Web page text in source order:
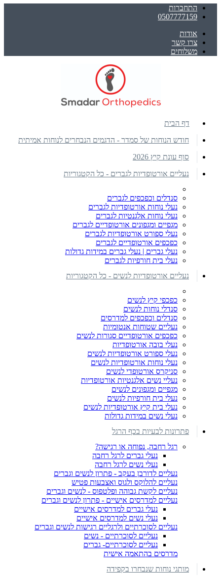
התחברות
0507777159
אודות
צרו קשר
משלוחים
דף הבית
חודש הנוחות של סמדר - הדגמים הנבחרים לנוחות אמיתית
סוף עונת קיץ 2026
נעליים אורטופדיות לגברים - כל הקטגוריות
סנדלים וכפכפים לגברים
נעלי נוחות אורטופדיות לגברים
נעלי נוחות אלגנטיות לגברים
מגפיים ומגפונים אורטופדיים לגברים
נעלי ספורט אורטופדיות לגברים
כפכפים אורטופדיים לגברים
נעלי גברים | נעלי גברים במידות גדולות
נעלי בית חורפיות לגברים
נעליים אורטופדיות לנשים - כל הקטגוריות
כפכפי קיץ לנשים
סנדלי נוחות לנשים
סנדלים וכפכפים למדרסים
נעליים שטוחות אנטומיות
כפכפים אורטופדיים סגורות לנשים
נעלי בובה אורטופדיות
נעלי ספורט אורטופדיות לנשים
נעלי נוחות אורטופדיות לנשים
סניקרס אורטופדי לנשים
נעליי נשים אלגנטיות אורטופדיות
מגפיים ומגפונים לנשים
נעלי בית חורפיות לנשים
נעלי בית קיץ אורטופדיות לנשים
נעלי נשים במידות גדולות
פתרונות לבעיות בכף הרגל
רגל רחבה, נפוחה או רגישה?
נעלי גברים לרגל רחבה
נעלי נשים לרגל רחבה
נעליים לדורבן בעקב - פתרון לנשים וגברים
נעליים להלוקס ולגוס ואצבעות פטיש
נעליים לקשת גבוהה ופלטפוס - לנשים וגברים
נעליים למדרסים אישיים - פתרון לנשים וגברים
נעלי גברים למדרסים אישיים
נעלי נשים למדרסים אישיים
נעליים לסוכרתיים ולרגליים רגישות לנשים וגברים
נעליים לסוכרתיים - נשים
נעליים לסוכרתיים- גברים
מדרסים בהתאמה אישית
מותגי נוחות שנבחרו בקפידה